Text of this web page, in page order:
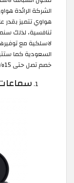
الشركة الرائدة
هواوي تتميز بقدر
تنافسية، لذلك
لاسلكية مع
السعودية كما
خصم تصل حتى 15% من السعر الأصلي، فلا تضيع الفرصة.